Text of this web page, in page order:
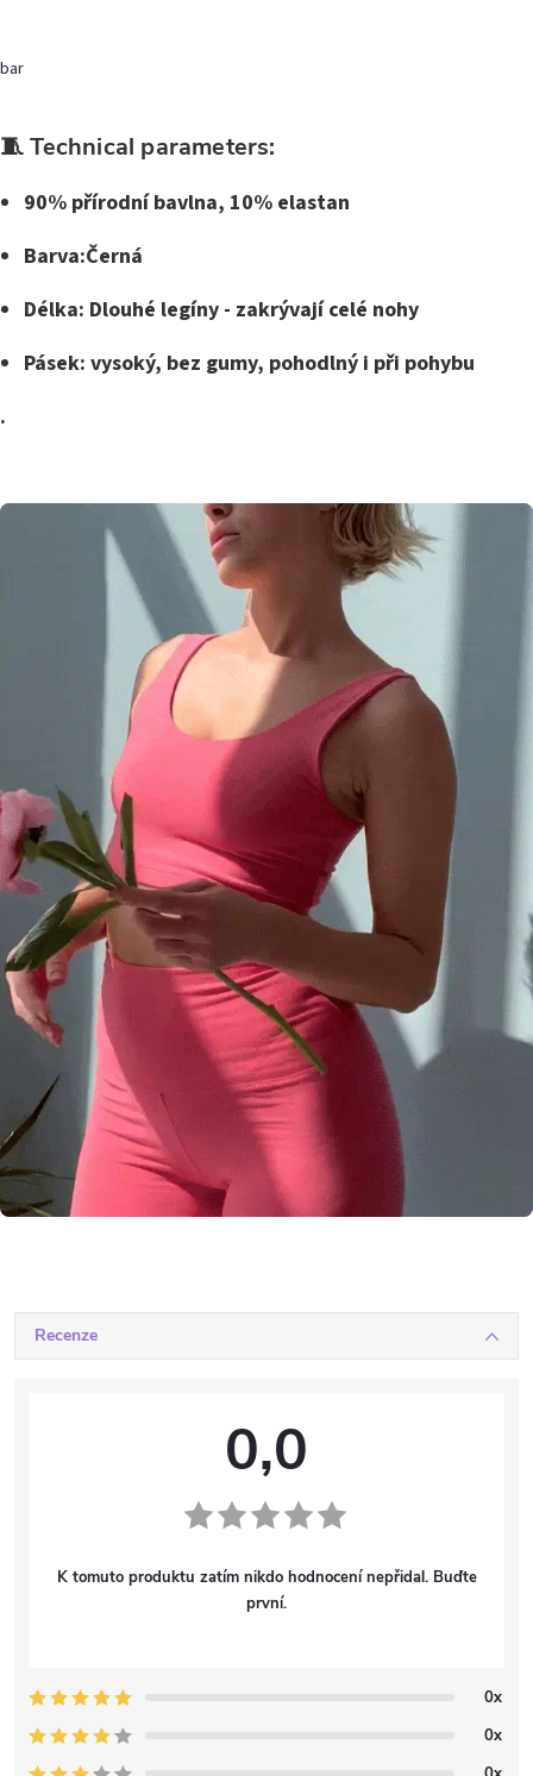
bar
🧵 Technical parameters:
90% přírodní bavlna, 10% elastan
Barva:Černá
Délka: Dlouhé legíny - zakrývají celé nohy
Pásek: vysoký, bez gumy, pohodlný i při pohybu
.
Recenze
0,0
K tomuto produktu zatím nikdo hodnocení nepřidal. Buďte
první.
0x
0x